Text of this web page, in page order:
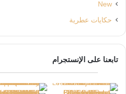
New
حكايات عطرية
تابعنا على الإنستجرام